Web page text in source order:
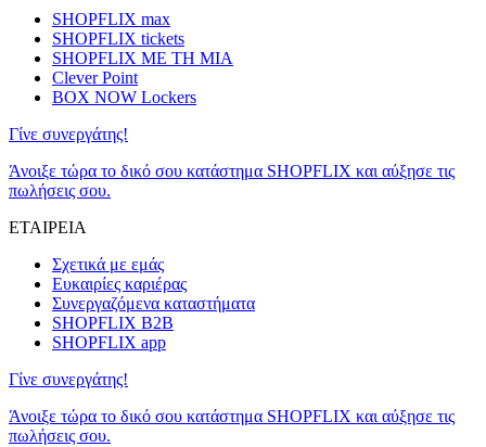
SHOPFLIX max
SHOPFLIX tickets
SHOPFLIX ΜΕ ΤΗ ΜΙΑ
Clever Point
BOX NOW Lockers
Γίνε συνεργάτης!
Άνοιξε τώρα το δικό σου κατάστημα SHOPFLIX και αύξησε τις
πωλήσεις σου.
ΕΤΑΙΡΕΙΑ
Σχετικά με εμάς
Ευκαιρίες καριέρας
Συνεργαζόμενα καταστήματα
SHOPFLIX B2B
SHOPFLIX app
Γίνε συνεργάτης!
Άνοιξε τώρα το δικό σου κατάστημα SHOPFLIX και αύξησε τις
πωλήσεις σου.